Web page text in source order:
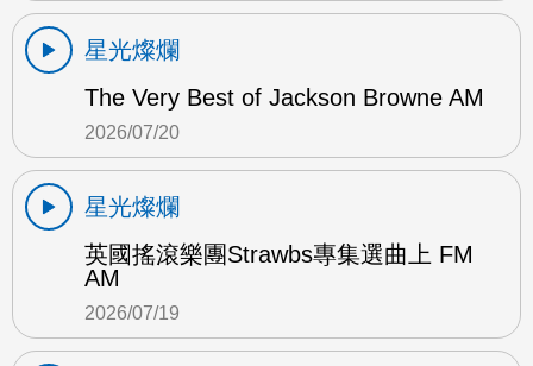
星光燦爛
The Very Best of Jackson Browne AM
2026/07/20
星光燦爛
英國搖滾樂團Strawbs專集選曲上 FM
AM
2026/07/19